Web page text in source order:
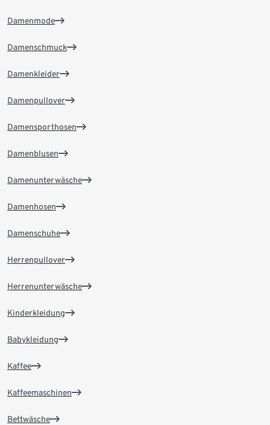
Damenmode
Damenschmuck
Damenkleider
Damenpullover
Damensporthosen
Damenblusen
Damenunterwäsche
Damenhosen
Damenschuhe
Herrenpullover
Herrenunterwäsche
Kinderkleidung
Babykleidung
Kaffee
Kaffeemaschinen
Bettwäsche